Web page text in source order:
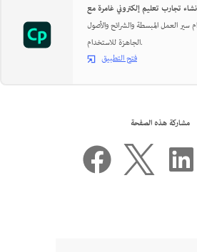
العمل المبسطة والشرائح والأصول
الجاهزة للاستخدام.
فتح التطبيق
مشاركة هذه الصفحة